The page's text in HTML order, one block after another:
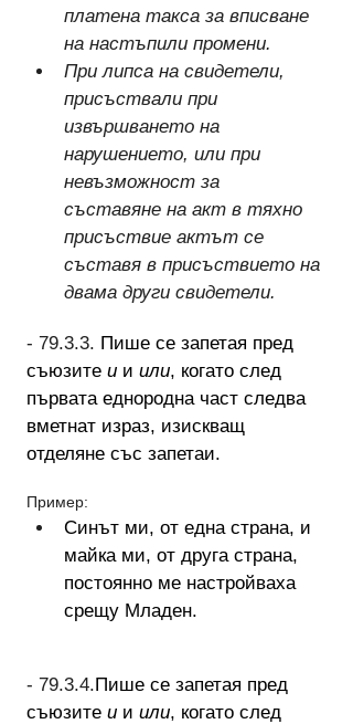
платена такса за вписване
на настъпили промени.
При липса на свидетели,
присъствали при
извършването на
нарушението, или при
невъзможност за
съставяне на акт в тяхно
присъствие актът се
съставя в присъствието на
двама други свидетели.
- 79.3.3. Пише се запетая пред
съюзите и и или, когато след
първата еднородна част следва
вметнат израз, изискващ
отделяне със запетаи.
Пример:
Синът ми, от една страна, и
майка ми, от друга страна,
постоянно ме настройваха
срещу Младен.
- 79.3.4.Пише се запетая пред
съюзите и и или, когато след